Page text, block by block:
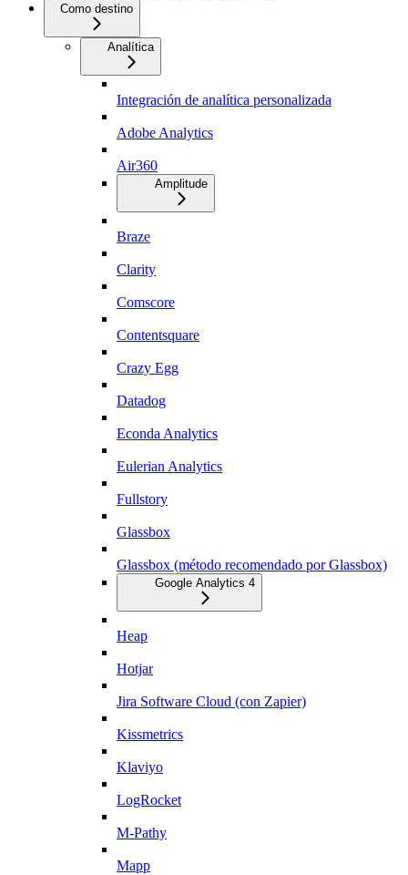
Como destino
Analítica
Integración de analítica personalizada
Adobe Analytics
Air360
Amplitude
Braze
Clarity
Comscore
Contentsquare
Crazy Egg
Datadog
Econda Analytics
Eulerian Analytics
Fullstory
Glassbox
Glassbox (método recomendado por Glassbox)
Google Analytics 4
Heap
Hotjar
Jira Software Cloud (con Zapier)
Kissmetrics
Klaviyo
LogRocket
M-Pathy
Mapp